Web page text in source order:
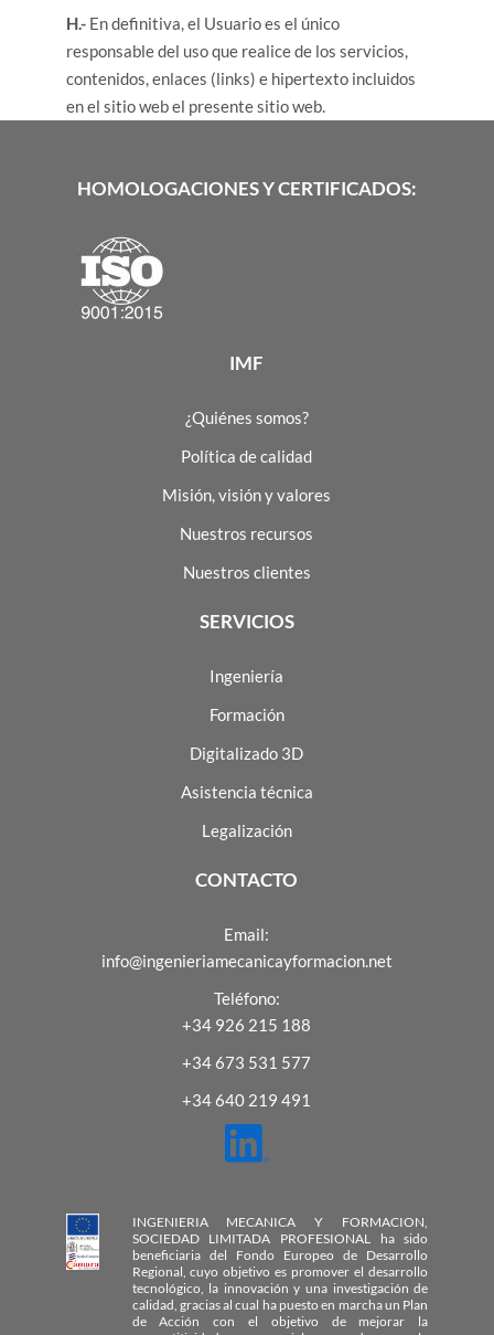
H.-En definitiva, el Usuario es el único
responsable del uso que realice de los servicios,
contenidos, enlaces (links) e hipertexto incluidos
en el sitio web el presente sitio web.
HOMOLOGACIONES Y CERTIFICADOS:
IMF
¿Quiénes somos?
Política de calidad
Misión, visión y valores
Nuestros recursos
Nuestros clientes
SERVICIOS
Ingeniería
Formación
Digitalizado 3D
Asistencia técnica
Legalización
CONTACTO
Email:
info@ingenieriamecanicayformacion.net
Teléfono:
+34 926 215 188
+34 673 531 577
+34 640 219 491
INGENIERIA MECANICA Y FORMACION,
SOCIEDAD LIMITADA PROFESIONAL ha sido
beneficiaria del Fondo Europeo de Desarrollo
Regional, cuyo objetivo es promover el desarrollo
tecnológico, la innovación y una investigación de
calidad, gracias al cual ha puesto en marcha un Plan
de Acción con el objetivo de mejorar la